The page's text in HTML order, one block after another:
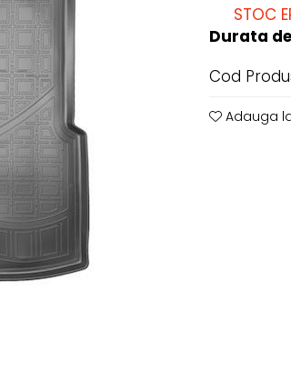
STOC
Durata
Cod
Adauga